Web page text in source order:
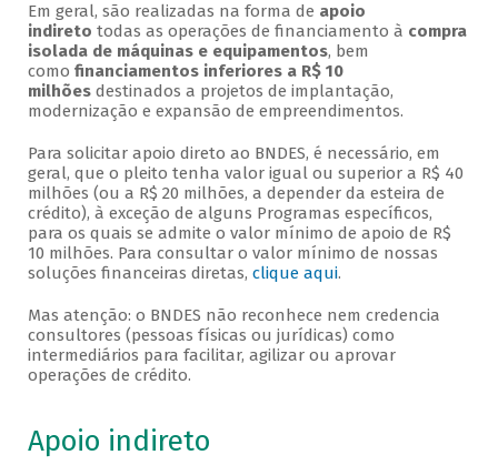
Em geral, são realizadas na forma de apoio
indireto todas as operações de financiamento à compra
isolada de máquinas e equipamentos, bem
como financiamentos inferiores a R$ 10
milhõesdestinados a projetos de implantação,
modernização e expansão de empreendimentos.
Para solicitar apoio direto ao BNDES, é necessário, em
geral, que o pleito tenha valor igual ou superior a R$ 40
milhões (ou a R$ 20 milhões, a depender da esteira de
crédito), à exceção de alguns Programas específicos,
para os quais se admite o valor mínimo de apoio de R$
10 milhões. Para consultar o valor mínimo de nossas
soluções financeiras diretas, clique aqui.
Mas atenção: o BNDES não reconhece nem credencia
consultores (pessoas físicas ou jurídicas) como
intermediários para facilitar, agilizar ou aprovar
operações de crédito.
Apoio indireto